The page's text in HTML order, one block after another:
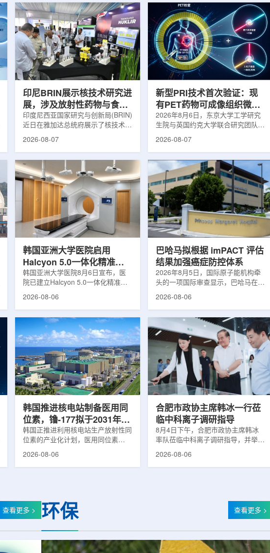
印尼BRIN展示核技术研究进
展，涉及放射性药物与食品
辐照应用
印度尼西亚国家研究与创新局(BRIN)
近日在雅加达总统府展示了核技术研
究成果。BRIN局长阿里夫·萨特里亚
粮食和健康等领域。在健康领域，
BRIN正在开发用于核医学的放射性
药物。这类药物含有放射性物质，可
用于癌症诊断和治疗。阿里夫表示，
放射性药物研发对癌症识别和治疗具
有重要意义。在食品领域，BRIN将
核技术用于食品保鲜，重点包括出口
水果的辐照处理。阿里夫介绍，一些
2026-08-07
新型PRI技术首次验证：现
有PET药物可成像组织微环
境
2026年8月6日，东京大学工学研究
生院与英国约克大学联合研究团队宣
布，已建立一种利用正电子三光子衰
该方法可结合现有临床PET显像剂使
用，有望为核医学影像提供观察组织
微环境的新手段。利用正电子-3光子
衰变的下一代核医学成像概念图目前
临床PET扫描主要利用正电子双光子
湮灭过程显示药物在体内的分布和积
累情况，但对组织缺氧等与疾病恶性
程度相关的微环境信息捕捉有限。...
2026-08-07
韩国亚洲大学医院启用
Halcyon 5.0一体化精准放
射治疗方案
韩国亚洲大学医院8月6日宣布，医
院已建立Halcyon 5.0一体化精准放
射治疗解决方案，并开始全面用于患
实时运动管理整合到同一治疗流程
中，用于提升图像引导放射治疗的精
准度和安全性。此次实施方案以
Halcyon系统软件5.0版本为基础，集
成高分辨率锥形束CT成像系统
HyperSight、六自由度患者定位台
Dynamic Couch，以及表面引导放
射治疗系统IDENTIFY。亚洲大学医
2026-08-06
巴哈马拟根据 imPACT 评估
结果加强癌症防控体系
2026年8月5日，国际原子能机构牵
头的一项国际审查显示，巴哈马在加
强癌症治疗服务方面具备进一步提升
治疗效果提出了路线图。巴哈马拿骚
玛格丽特公主医院(图片：Pelow
Media/Adobe Stock)这项 imPACT
评估由国际原子能机构、世界卫生组
织/泛美卫生组织和国际癌症研究机
构共同开展，应巴哈马卫生与健康部
请求进行，重点评估该国癌症防控能
力和实际需求。6月9日至11日，专
2026-08-06
韩国推进核电站制备医用同
位素，镥-177拟于2031年商
业化生产
韩国正推进利用核电站生产放射性同
位素的产业化计划，医用同位素
镥-177(Lu-177)被列为首个商业化目
用较广的治疗性放射性同位素，可用
于前列腺癌、神经内分泌肿瘤等疾病
期约为6.6天，从生产、运输到药物
2026-08-06
合肥市政协主席韩冰一行莅
临中科离子调研指导
8月4日下午，合肥市政协主席韩冰
率队莅临中科离子调研指导，并举行
座谈交流。市人大常委会副主任雍凤
经理陈永华，副总经理丁开忠、李
俊、光若怀陪同。韩冰一行详细了解
破、成果转化落地及产业化发展等方
2026-08-06
查看更多 > 环保 查看更多 >